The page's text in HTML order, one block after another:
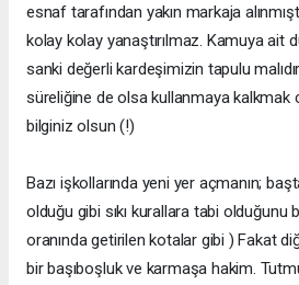
esnaf tarafından yakın markaja
kolay kolay yanaştırılmaz. Kamuya ait
sanki değerli kardeşimizin tapulu
süreliğine de olsa kullanmaya kalkmak
bilginiz olsun (!)
Bazı işkollarında yeni yer açmanın;
olduğu gibi sıkı kurallara tabi olduğunu
oranında getirilen kotalar gibi ) Fakat
bir başıboşluk ve karmaşa hakim.